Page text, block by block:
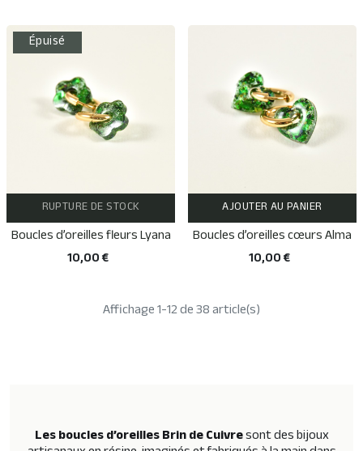
Épuisé
RUPTURE DE STOCK
Boucles d’oreilles fleurs Lyana
10,00 €
AJOUTER AU PANIER
Boucles d’oreilles cœurs Alma
10,00 €
Affichage 1-12 de 38 article(s)
Lesboucles d’oreilles Brin de Cuivresont des bijoux